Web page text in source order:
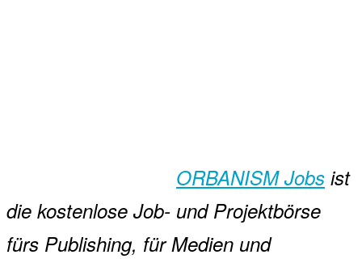
ORBANISM Jobs ist
die kostenlose Job- und Projektbörse
fürs Publishing, für Medien und